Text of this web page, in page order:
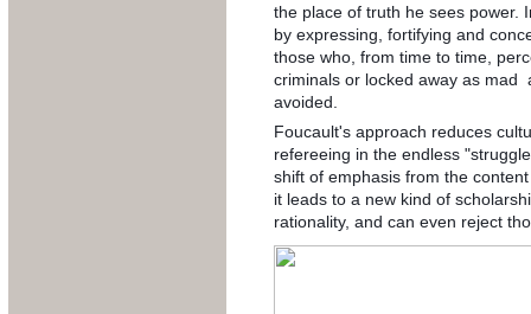
the place of truth he sees power.
by expressing, fortifying and
those who, from time to time,
criminals or locked away as mad
avoided.
Foucault's approach reduces
refereeing in the endless
shift of emphasis from the
it leads to a new kind of
rationality, and can even reject